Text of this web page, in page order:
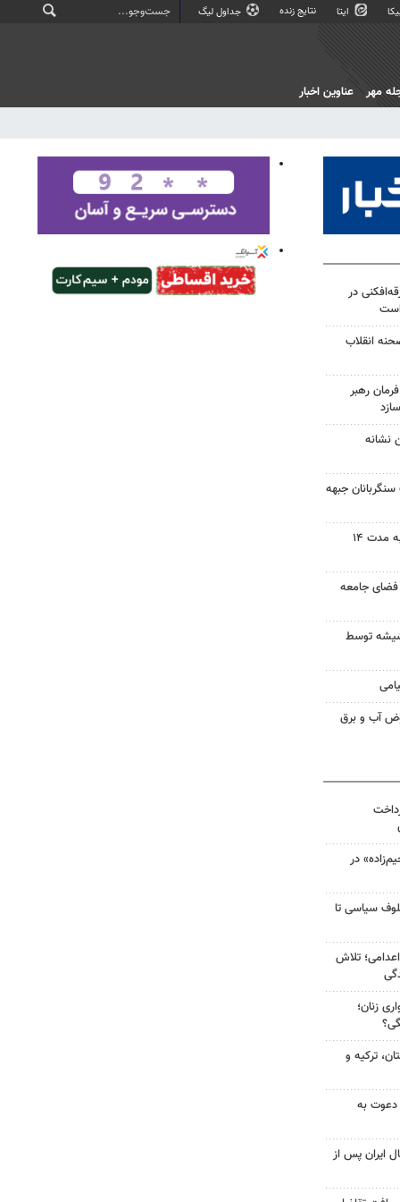
ایتا نتایج زنده جداول لیگ
مهر عناوین اخبار
در
انقلاب
رهبر
نشانه
جبهه
گاز مشترکان بخشی از بجنورد به مدت ۱۴
جامعه
شیشه توسط
آب و برق
در
سیاسی تا
تلاش
زنان؛
ترکیه و
دعوت به
ایران پس از